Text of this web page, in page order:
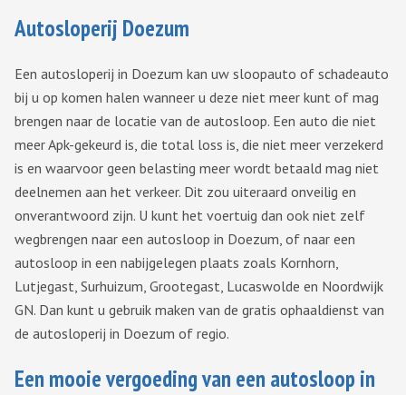
Autosloperij Doezum
Een autosloperij in Doezum kan uw sloopauto of schadeauto
bij u op komen halen wanneer u deze niet meer kunt of mag
brengen naar de locatie van de autosloop. Een auto die niet
meer Apk-gekeurd is, die total loss is, die niet meer verzekerd
is en waarvoor geen belasting meer wordt betaald mag niet
deelnemen aan het verkeer. Dit zou uiteraard onveilig en
onverantwoord zijn. U kunt het voertuig dan ook niet zelf
wegbrengen naar een autosloop in Doezum, of naar een
autosloop in een nabijgelegen plaats zoals Kornhorn,
Lutjegast, Surhuizum, Grootegast, Lucaswolde en Noordwijk
GN. Dan kunt u gebruik maken van de gratis ophaaldienst van
de autosloperij in Doezum of regio.
Een mooie vergoeding van een autosloop in